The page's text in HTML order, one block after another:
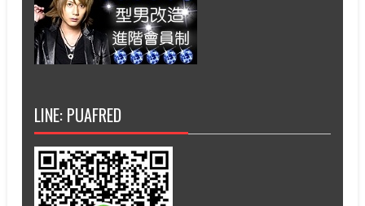
LINE: PUAFRED